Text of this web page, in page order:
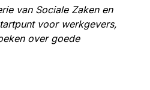
van Sociale Zaken en
voor werkgevers,
over goede